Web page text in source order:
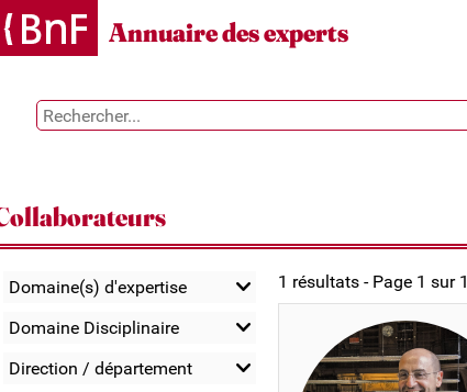
Annuaire des experts
Domaine(s) d'expertise
Domaine Disciplinaire
Direction / département
1 résultats - Page 1 sur 1